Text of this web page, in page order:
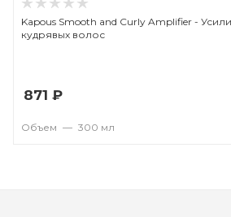
Kapous Smooth and Curly Amplifier - Усилитель для прямых и
кудрявых волос
871 ₽
Объем — 300 мл